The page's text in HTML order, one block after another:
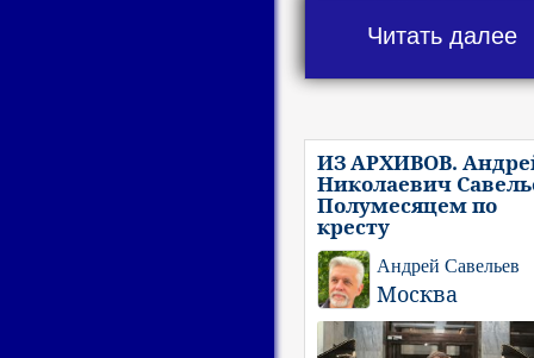
Читать далее
ИЗ АРХИВОВ.
Николаевич
Полумесяцем по
кресту
Андрей Савельев
Москва